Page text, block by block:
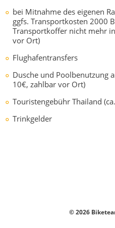
bei Mitnahme des eigenen
ggfs. Transportkosten 2000
Transportkoffer nicht mehr
vor Ort)
Flughafentransfers
Dusche und Poolbenutzung
10€, zahlbar vor Ort)
Touristengebühr Thailand
Trinkgelder
© 2026